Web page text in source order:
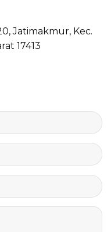
Jatimakmur, Kec.
17413